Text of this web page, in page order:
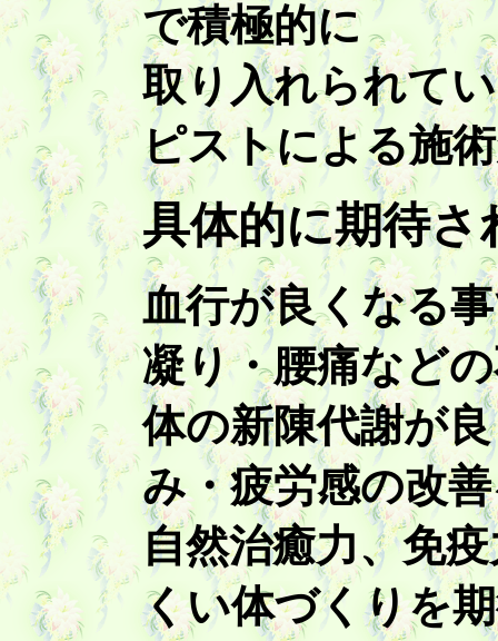
で積極的に
取り入れられて
ピストによる施
具体的に期待さ
血行が良くなる
凝り・腰痛など
体の新陳代謝が
み・疲労感の改
自然治癒力、免
くい体づくりを